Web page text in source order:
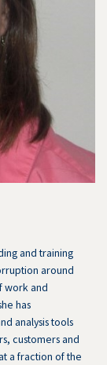
and training
around
work and
has
analysis tools
customers and
a fraction of the